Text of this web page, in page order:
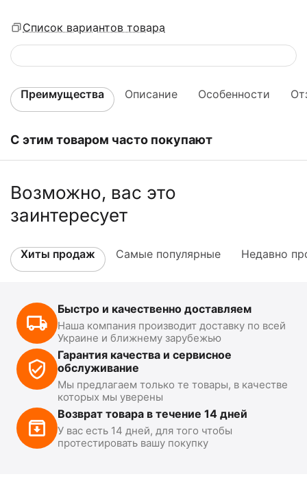
Список вариантов товара
Преимущества Описание Особенности
С этим товаром часто покупают
Возможно, вас это
заинтересует
Хиты продаж Самые популярные Недавно
Быстро и качественно доставляем
Наша компания производит доставку по всей
Украине и ближнему зарубежью
Гарантия качества и сервисное
обслуживание
Мы предлагаем только те товары, в качестве
которых мы уверены
Возврат товара в течение 14 дней
У вас есть 14 дней, для того чтобы
протестировать вашу покупку